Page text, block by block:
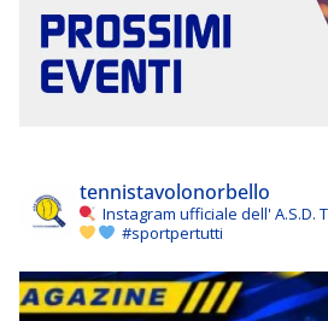
tennistavolonorbello
Instagram ufficiale dell' A.S.D.
#sportpertutti